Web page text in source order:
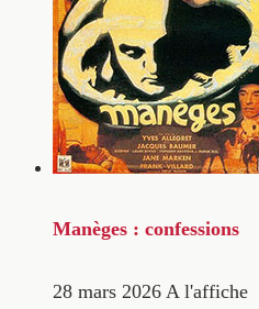
Manèges : confessions
28 mars 2026 A l'affiche